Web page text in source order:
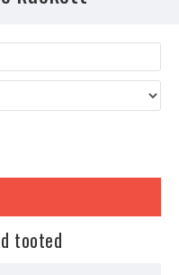
tooted